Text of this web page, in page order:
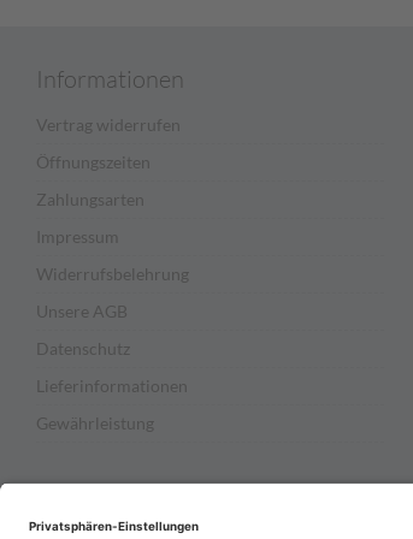
Informationen
Vertrag widerrufen
Öffnungszeiten
Zahlungsarten
Impressum
Widerrufsbelehrung
Unsere AGB
Datenschutz
Lieferinformationen
Gewährleistung